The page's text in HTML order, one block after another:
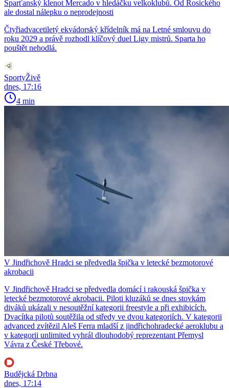
Sparťanský klenot Mercado v hledáčku velkoklubů. Od Rosického
ale dostal nálepku o neprodejnosti
Čtyřiadvacetiletý ekvádorský křídelník má na Letné smlouvu do
roku 2029 a právě rozhodl klíčový duel Ligy mistrů. Sparta ho
pouštět nehodlá.
SportyŽivě
dnes, 17:16
4 min
V Jindřichově Hradci se předvedla špička v letecké bezmotorové
akrobacii
V Jindřichově Hradci se předvedla domácí i rakouská špička v
letecké bezmotorové akrobacii. Piloti kluzáků se dnes stovkám
diváků ukázali v nesoutěžní kategorii freestyle a při exhibicích.
Dvacítka pilotů soutěžila od středy ve dvou kategoriích. V kategorii
advanced zvítězil Aleš Ferra mladší z jindřichohradecké aeroklubu a
v kategorii unlimited vyhrál dlouhodobý reprezentant Přemysl
Vávra z České Třebové.
Budějcká Drbna
dnes, 17:14